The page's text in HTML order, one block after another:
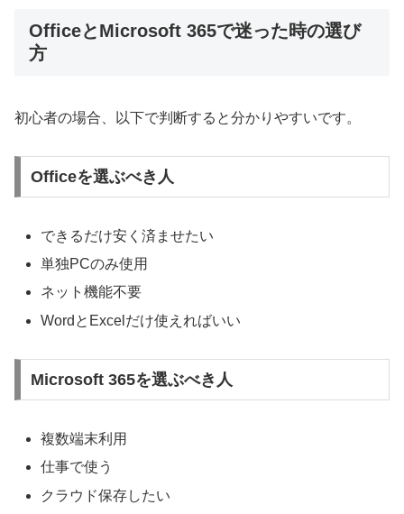
OfficeとMicrosoft 365で迷った時の選び
方
初心者の場合、以下で判断すると分かりやすいです。
Officeを選ぶべき人
できるだけ安く済ませたい
単独PCのみ使用
ネット機能不要
WordとExcelだけ使えればいい
Microsoft 365を選ぶべき人
複数端末利用
仕事で使う
クラウド保存したい